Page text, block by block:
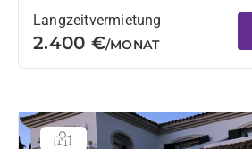
Langzeitvermietung
2.400 €/MONAT